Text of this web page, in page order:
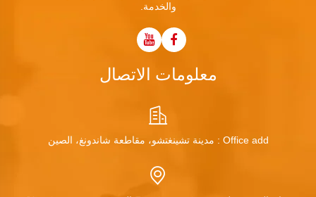
والخدمة.
معلومات الاتصال
Office add : مدينة تشينغتشو، مقاطعة شاندونغ، الصين